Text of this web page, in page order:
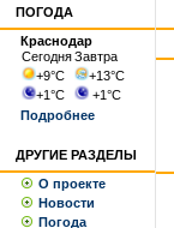
ПОГОДА
Краснодар
СегодняЗавтра
+9°С +13°С
+1°С +1°С
Подробнее
ДРУГИЕ РАЗДЕЛЫ
О проекте
Новости
Погода